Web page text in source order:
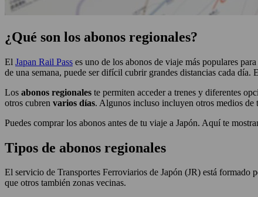
¿Qué son los abonos regionales?
El Japan Rail Pass es uno de los abonos de viaje más populares
de una semana, puede ser difícil cubrir grandes distancias cada día.
Los abonos regionales te permiten acceder a trenes y diferentes
otros cubren varios días. Algunos incluso incluyen otros medios de
Puedes comprar los abonos antes de tu viaje a Japón. Aquí te
Tipos de abonos regionales
El servicio de Transportes Ferroviarios de Japón (JR) está formado
que otros también zonas vecinas.